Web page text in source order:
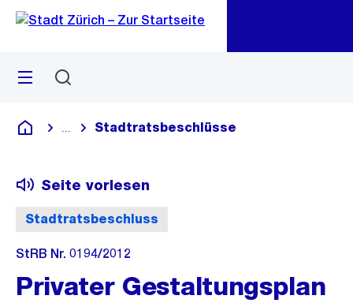
Navigation
Sprunglink
Menü
Deutsch
Blende alle Breadcrumbs ein
Stadtratsbeschlüsse
Stadtratsbeschluss
Seite vorlesen
StRB Nr. 0194/2012
Privater Gestaltungsplan